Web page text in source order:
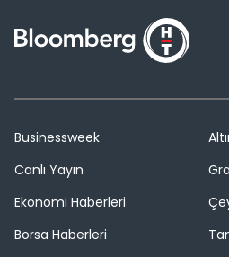
Businessweek
Canlı Yayın
Ekonomi Haberleri
Borsa Haberleri